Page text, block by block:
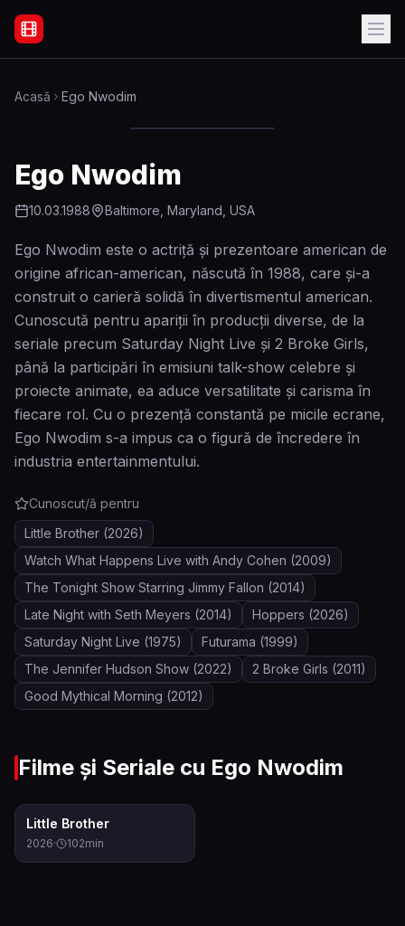
Filme Online Subtitrate - Acasă
Acasă Ego Nwodim
Ego Nwodim
10.03.1988 Baltimore, Maryland, USA
Ego Nwodim este o actriță și prezentoare american de
origine african-american, născută în 1988, care și-a
construit o carieră solidă în divertismentul american.
Cunoscută pentru apariții în producții diverse, de la
seriale precum Saturday Night Live și 2 Broke Girls,
până la participări în emisiuni talk-show celebre și
proiecte animate, ea aduce versatilitate și carisma în
fiecare rol. Cu o prezență constantă pe micile ecrane,
Ego Nwodim s-a impus ca o figură de încredere în
industria entertainmentului.
Cunoscut/ă pentru
Little Brother (2026)
Watch What Happens Live with Andy Cohen (2009)
The Tonight Show Starring Jimmy Fallon (2014)
Late Night with Seth Meyers (2014) Hoppers (2026)
Saturday Night Live (1975) Futurama (1999)
The Jennifer Hudson Show (2022) 2 Broke Girls (2011)
Good Mythical Morning (2012)
Filme și Seriale cu Ego Nwodim
Little Brother
2026· 102min